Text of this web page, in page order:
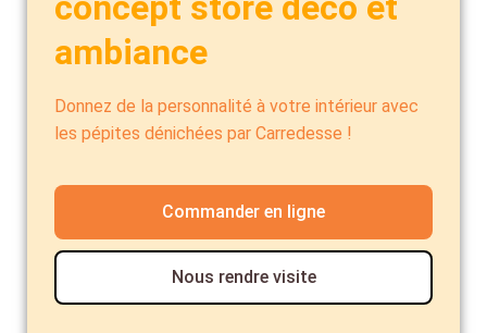
ambiance
Donnez de la personnalité à votre intérieur avec
les pépites dénichées par Carredesse !
Commander en ligne
Nous rendre visite